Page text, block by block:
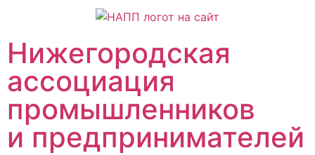
Нижегородская
ассоциация
промышленников
и предпринимателей